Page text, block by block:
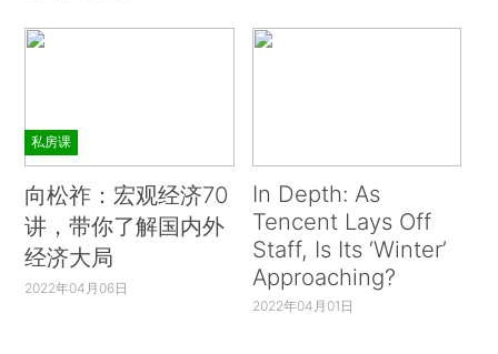
私房课
向松祚：宏观经济70
讲，带你了解国内外
经济大局
2022年04月06日
In Depth: As
Tencent Lays Off
Staff, Is Its ‘Winter’
Approaching?
2022年04月01日